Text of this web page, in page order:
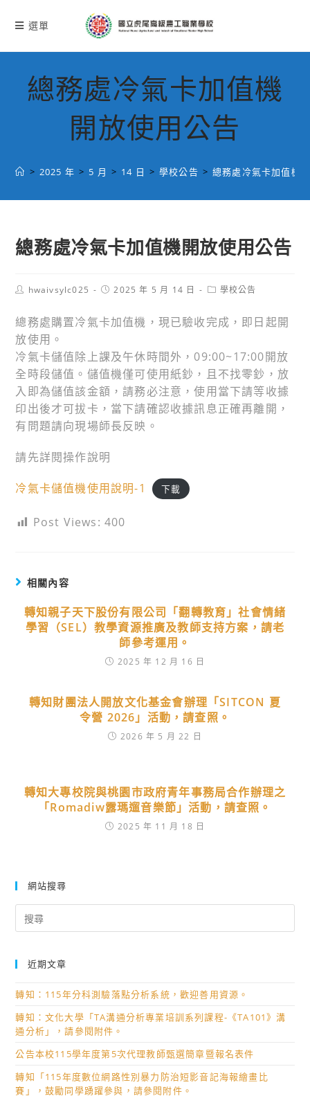
選單
總務處冷氣卡加值機
開放使用公告
> 2025 年 > 5 月 > 14 日 > 學校公告 > 總務處冷氣卡加值機
總務處冷氣卡加值機開放使用公告
Posthwaivsylc025
Post2025 年 5 月 14 日
Post學校公告
總務處購置冷氣卡加值機，現已驗收完成，即日起開
放使用。
冷氣卡儲值除上課及午休時間外，09:00~17:00開放
全時段儲值。儲值機僅可使用紙鈔，且不找零鈔，放
入即為儲值該金額，請務必注意，使用當下請等收據
印出後才可拔卡，當下請確認收據訊息正確再離開，
有問題請向現場師長反映。
請先詳閱操作說明
冷氣卡儲值機使用說明-1 下載
Post Views: 400
相關內容
轉知親子天下股份有限公司「翻轉教育」社會情緒
學習（SEL）教學資源推廣及教師支持方案，請老
師參考運用。
2025 年 12 月 16 日
轉知財團法人開放文化基金會辦理「SITCON 夏
令營 2026」活動，請查照。
2026 年 5 月 22 日
轉知大專校院與桃園市政府青年事務局合作辦理之
「Romadiw露瑪遛音樂節」活動，請查照。
2025 年 11 月 18 日
網站搜尋
for:
近期文章
轉知：115年分科測驗落點分析系統，歡迎善用資源。
轉知：文化大學「TA溝通分析專業培訓系列課程-《TA101》溝
通分析」，請參閱附件。
公告本校115學年度第5次代理教師甄選簡章暨報名表件
轉知「115年度數位網路性別暴力防治短影音記海報繪畫比
賽」，鼓勵同學踴躍參與，請參閱附件。